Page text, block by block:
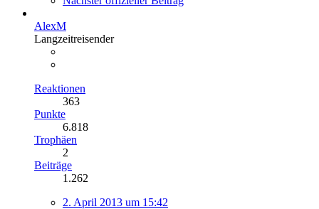
AlexM
Langzeitreisender
Reaktionen
363
Punkte
6.818
Trophäen
2
Beiträge
1.262
2. April 2013 um 15:42